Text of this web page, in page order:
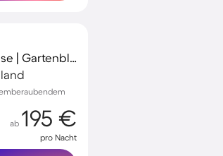
Tolles Ferienhaus mit Sauna und Terrasse | Gartenblick
ab 195 €
pro Nacht